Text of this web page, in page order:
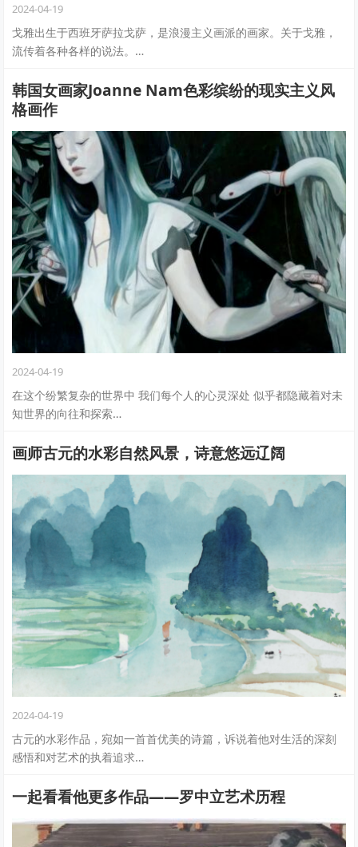
2024-04-19
戈雅出生于西班牙萨拉戈萨，是浪漫主义画派的画家。关于戈雅，
流传着各种各样的说法。…
韩国女画家Joanne Nam色彩缤纷的现实主义风
格画作
2024-04-19
在这个纷繁复杂的世界中 我们每个人的心灵深处 似乎都隐藏着对未
知世界的向往和探索…
画师古元的水彩自然风景，诗意悠远辽阔
2024-04-19
古元的水彩作品，宛如一首首优美的诗篇，诉说着他对生活的深刻
感悟和对艺术的执着追求…
一起看看他更多作品——罗中立艺术历程